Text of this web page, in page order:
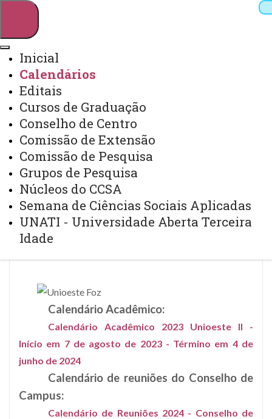
Webmail Sistemas
Arquivo Virtual
Campus
Inicial
Calendários
Editais
Cursos de Graduação
Conselho de Centro
Comissão de Extensão
Comissão de Pesquisa
Grupos de Pesquisa
Núcleos do CCSA
Semana de Ciências Sociais Aplicadas
UNATI - Universidade Aberta Terceira
Idade
Calendários
Calendário Acadêmico:
Calendário Acadêmico 2023 Unioeste II -
Início em 7 de agosto de 2023 - Término em 4 de
junho de 2024
Calendário de reuniões do Conselho de
Campus:
Calendário de Reuniões 2024 - Conselho de